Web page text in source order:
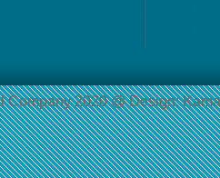
Сompany 2020 @ Design: